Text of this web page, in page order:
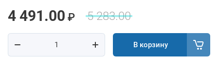
5 283.00
4 491.00 ₽
В корзину